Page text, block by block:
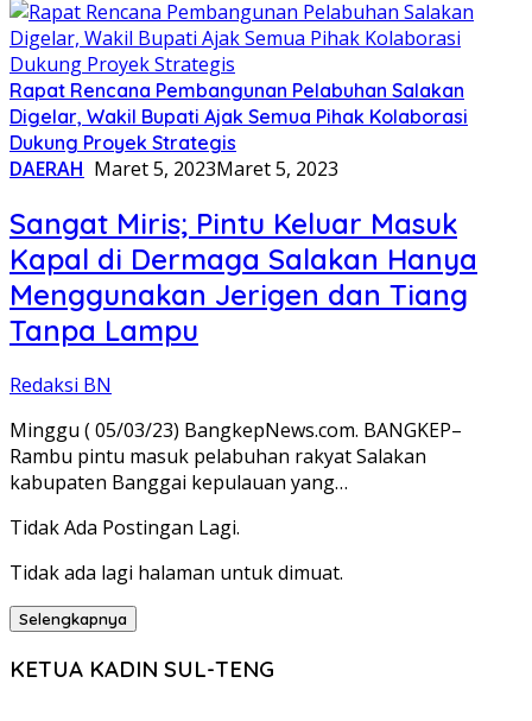
Rapat Rencana Pembangunan Pelabuhan Salakan
Digelar, Wakil Bupati Ajak Semua Pihak Kolaborasi
Dukung Proyek Strategis
DAERAH Maret 5, 2023Maret 5, 2023
Sangat Miris; Pintu Keluar Masuk
Kapal di Dermaga Salakan Hanya
Menggunakan Jerigen dan Tiang
Tanpa Lampu
Redaksi BN
Minggu ( 05/03/23) BangkepNews.com. BANGKEP–
Rambu pintu masuk pelabuhan rakyat Salakan
kabupaten Banggai kepulauan yang…
Tidak Ada Postingan Lagi.
Tidak ada lagi halaman untuk dimuat.
Selengkapnya
KETUA KADIN SUL-TENG